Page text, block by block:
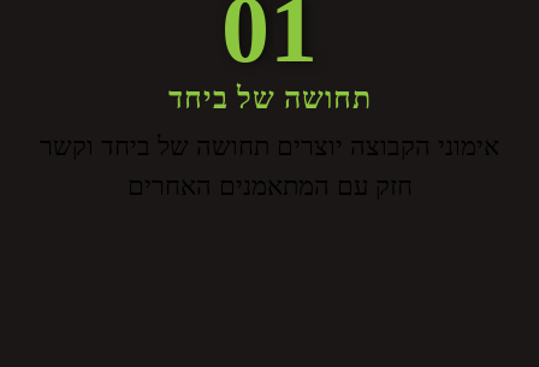
01
תחושה של ביחד
אימוני הקבוצה יוצרים תחושה של ביחד וקשר
חזק עם המתאמנים האחרים